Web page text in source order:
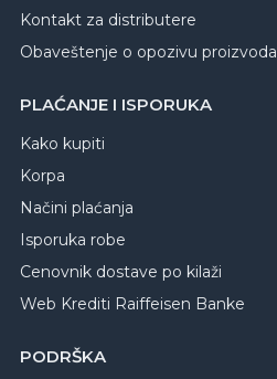
Kontakt za distributere
Obaveštenje o opozivu proizvoda
PLAĆANJE I ISPORUKA
Kako kupiti
Korpa
Načini plaćanja
Isporuka robe
Cenovnik dostave po kilaži
Web Krediti Raiffeisen Banke
PODRŠKA